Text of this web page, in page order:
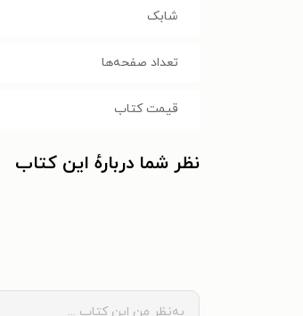
شابک
تعداد صفحه‌ها
قیمت کتاب
نظر شما دربارهٔ این کتاب